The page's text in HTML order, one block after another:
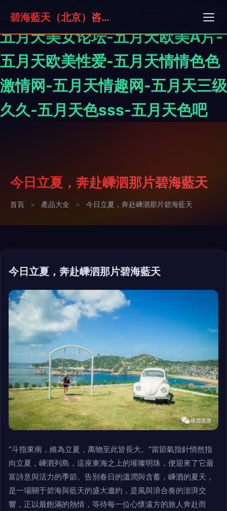
五月天久久影院-五月天另类色图-
五月天美女论坛-五月天欧美A片-
五月天欧美性爱-五月天情情色色
激情网-五月天情趣网-五月天三级
久久-五月天色sss-五月天色吧
碧海藍天（北京）咨詢有限公司
今日立夏，奔赴嵊泗那片碧海藍天
首頁 > 產品大全 > 今日立夏，奔赴嵊泗那片碧海藍天
今日立夏，奔赴嵊泗那片碧海藍天
“斗指東南，維為立夏，萬物至此皆長大。”當節氣指針悄然指
向立夏，嵊泗列島，這座東海之上的璀璨明珠，便迎來了它最
富詩意與活力的季節。告別春日的溫潤與含蓄，嵊泗的夏天，
是一場關于碧海與藍天的盛大邀約，是風與浪合奏的澎湃交
響，正以最飽滿的熱情，等待每一位心懷遠方的旅人奔赴而